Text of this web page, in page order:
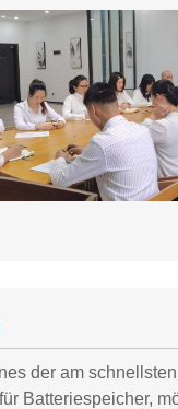
der am
Batteriespeicher,